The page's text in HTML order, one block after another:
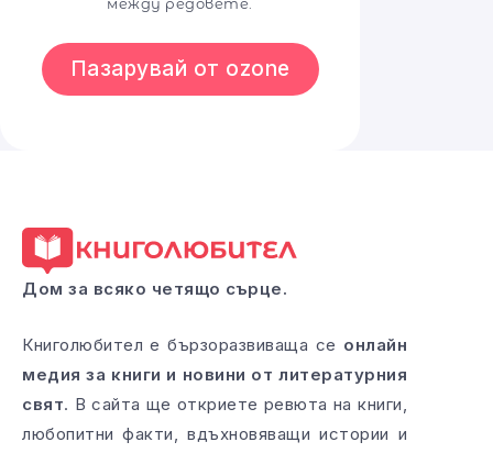
Пазарувай от ozone
Дом за всяко четящо сърце.
Книголюбител е бързоразвиваща се онлайн
медия за книги и новини от литературния
свят. В сайта ще откриете ревюта на книги,
любопитни факти, вдъхновяващи истории и